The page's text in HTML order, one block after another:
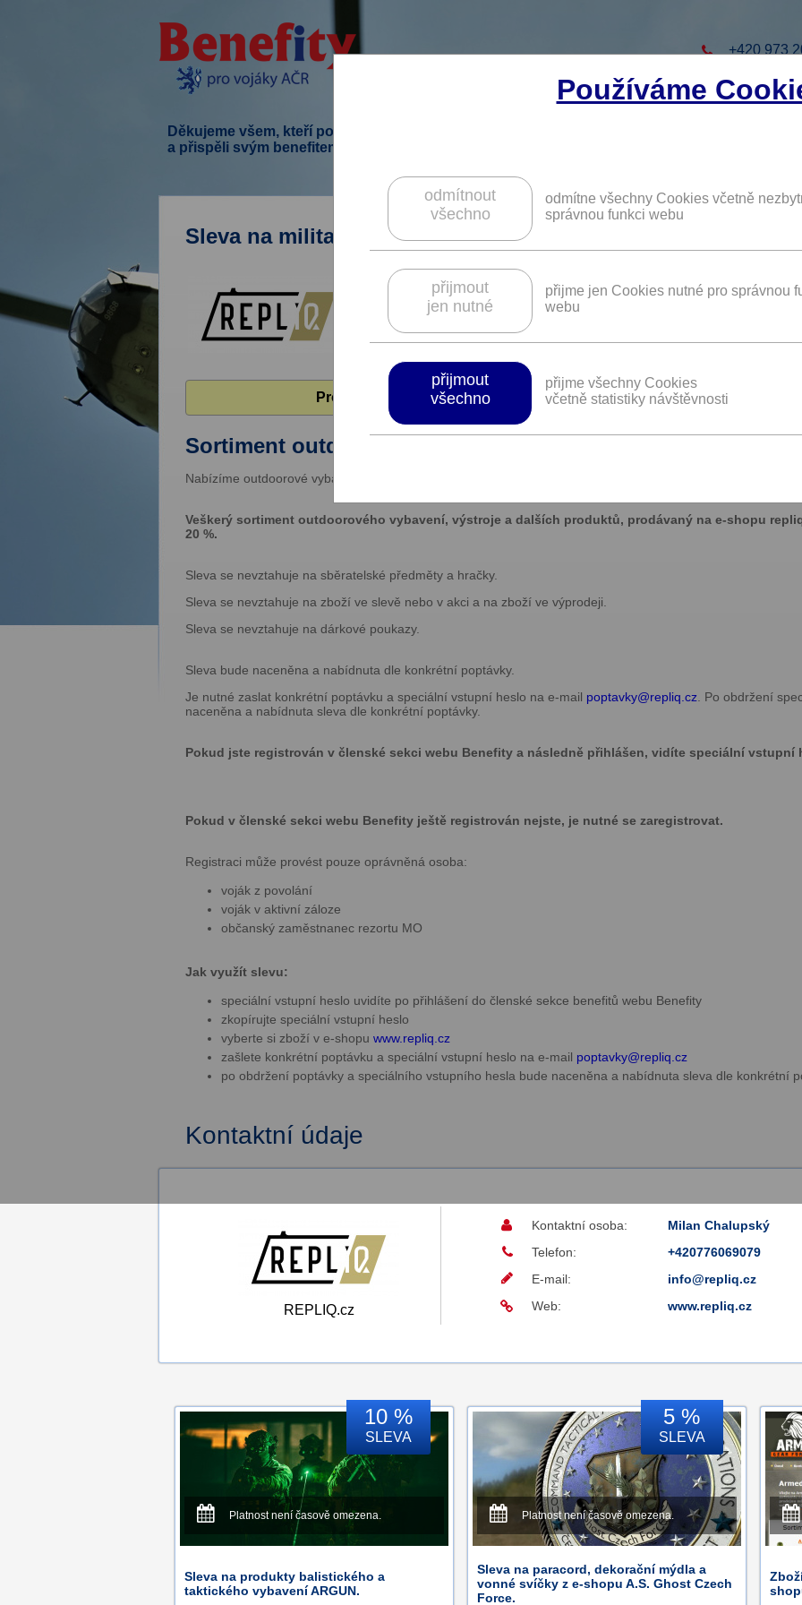
+420 973
Děkujeme všem, kteří podpořili tento projekt
a přispěli svým benefitem.
Používáme
odmítnout
všechno
odmítne všechny Cookies včetně
správnou funkci webu
přijmout
jen nutné
přijme jen Cookies nutné pro správnou
webu
přijmout
všechno
přijme všechny Cookies
včetně statistiky návštěvnosti
Sleva na military a outdoorové vybavení v eshopu repliq.cz.
Platnost není časově omezena.
Pro zobrazení dalších podmínek či slevových kódů pro čerpání benefitu
Sortiment outdoorového vybavení a výstroje.
Nabízíme outdoorové vybavení, taktickou výstroj, nože, taktickou obuv, military doplňky, batohy, prostředky
Veškerý sortiment outdoorového vybavení, výstroje a dalších produktů, prodávaný na e-shopu
20 %.
Sleva se nevztahuje na sběratelské předměty a hračky.
Sleva se nevztahuje na zboží ve slevě nebo v akci a na zboží ve výprodeji.
Sleva se nevztahuje na dárkové poukazy.
Sleva bude naceněna a nabídnuta dle konkrétní poptávky.
Je nutné zaslat konkrétní poptávku a speciální vstupní heslo na e-mail poptavky@repliq.cz . Po obdržení
naceněna a nabídnuta sleva dle konkrétní poptávky.
Pokud jste registrován v členské sekci webu Benefity a následně přihlášen, vidíte speciální vstupní
Pokud v členské sekci webu Benefity ještě registrován nejste, je nutné se zaregistrovat.
Registraci může provést pouze oprávněná osoba:
voják z povolání
voják v aktivní záloze
občanský zaměstnanec rezortu MO
Jak využít slevu:
speciální vstupní heslo uvidíte po přihlášení do členské sekce benefitů webu Benefity
zkopírujte speciální vstupní heslo
vyberte si zboží v e-shopu www.repliq.cz
zašlete konkrétní poptávku a speciální vstupní heslo na e-mail poptavky@repliq.cz
po obdržení poptávky a speciálního vstupního hesla bude naceněna a nabídnuta sleva dle konkrétní
Kontaktní údaje
REPLIQ.cz
Kontaktní osoba:
Milan Chalupský
Telefon:
+420776069079
E-mail:
info@repliq.cz
Web:
www.repliq.cz
10 %
SLEVA
Platnost není časově omezena.
Sleva na produkty balistického a
taktického vybavení ARGUN.
5 %
SLEVA
Platnost není časově omezena.
Sleva na paracord, dekorační mýdla a
vonné svíčky z e-shopu A.S. Ghost Czech
Force.